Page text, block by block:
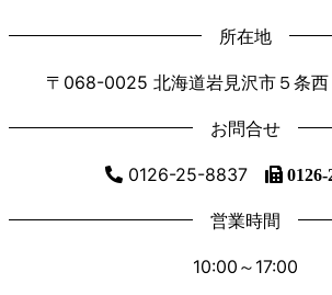
所在地
〒068-0025 北海道岩見沢市５条西
お問合せ
0126-25-8837 0126-
営業時間
10:00～17:00